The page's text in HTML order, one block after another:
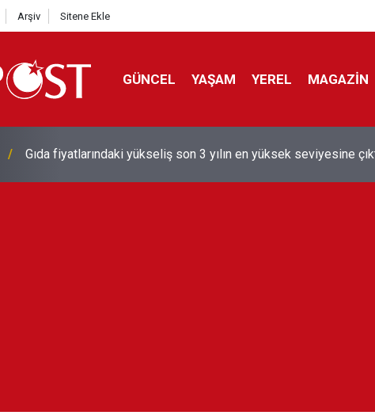
Arşiv Sitene Ekle
GÜNCEL YAŞAM YEREL MAGAZİN
Galatasaray'dan sekiz kişi hakkında savcılığa suç duyurusu